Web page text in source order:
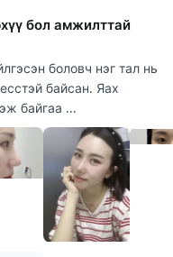
бол амжилттай
боловч нэг тал нь
байсан. Яах
байгаа ...